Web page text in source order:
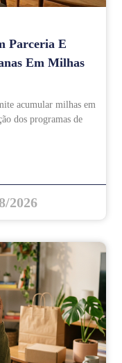
Parceria E
Em Milhas
acumular milhas em
dos programas de
2026